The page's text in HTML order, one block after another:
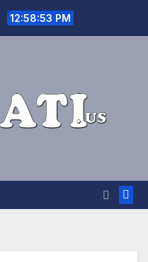
12:58:54 PM